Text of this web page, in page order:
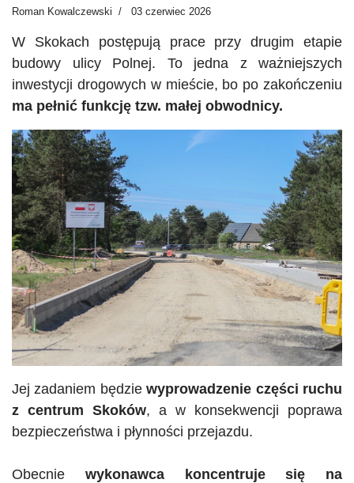
Roman Kowalczewski 03 czerwiec 2026
W Skokach postępują prace przy drugim etapie
budowy ulicy Polnej. To jedna z ważniejszych
inwestycji drogowych w mieście, bo po zakończeniu
ma pełnić funkcję tzw. małej obwodnicy.
Jej zadaniem będziewyprowadzenie części ruchu
z centrum Skoków, a w konsekwencji poprawa
bezpieczeństwa i płynności przejazdu.
Obecnie wykonawca koncentruje się na